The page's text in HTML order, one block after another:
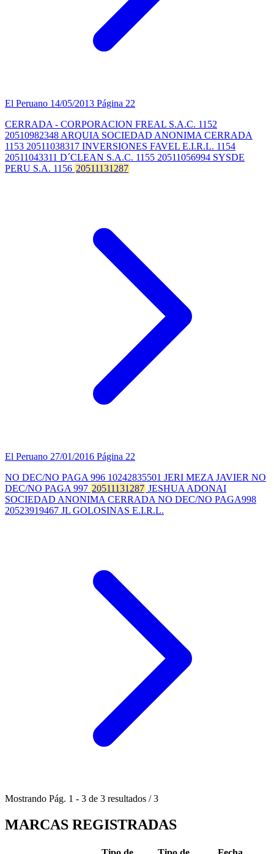
El Peruano 14/05/2013 Página 22
CERRADA - CORPORACION FREAL S.A.C. 1152
20510982348 ARQUIA SOCIEDAD ANONIMA CERRADA
1153 20511038317 INVERSIONES FAVEL E.I.R.L. 1154
20511043311 D´CLEAN S.A.C. 1155 20511056994 SYSDE
PERU S.A. 1156 20511131287
El Peruano 27/01/2016 Página 22
NO DEC/NO PAGA 996 10242835501 JERI MEZA JAVIER NO
DEC/NO PAGA 997 20511131287 JESHUA ADONAI
SOCIEDAD ANONIMA CERRADA NO DEC/NO PAGA998
20523919467 JL GOLOSINAS E.I.R.L.
Mostrando Pág. 1 - 3 de 3 resultados /3
MARCAS REGISTRADAS